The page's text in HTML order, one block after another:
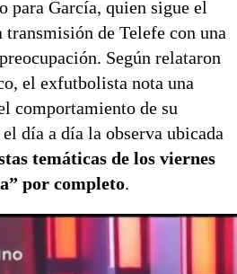
para García, quien sigue el
de Telefe con una
Según relataron
el exfutbolista nota una
comportamiento de su
día a día la observa ubicada
temáticas de los viernes
por completo.